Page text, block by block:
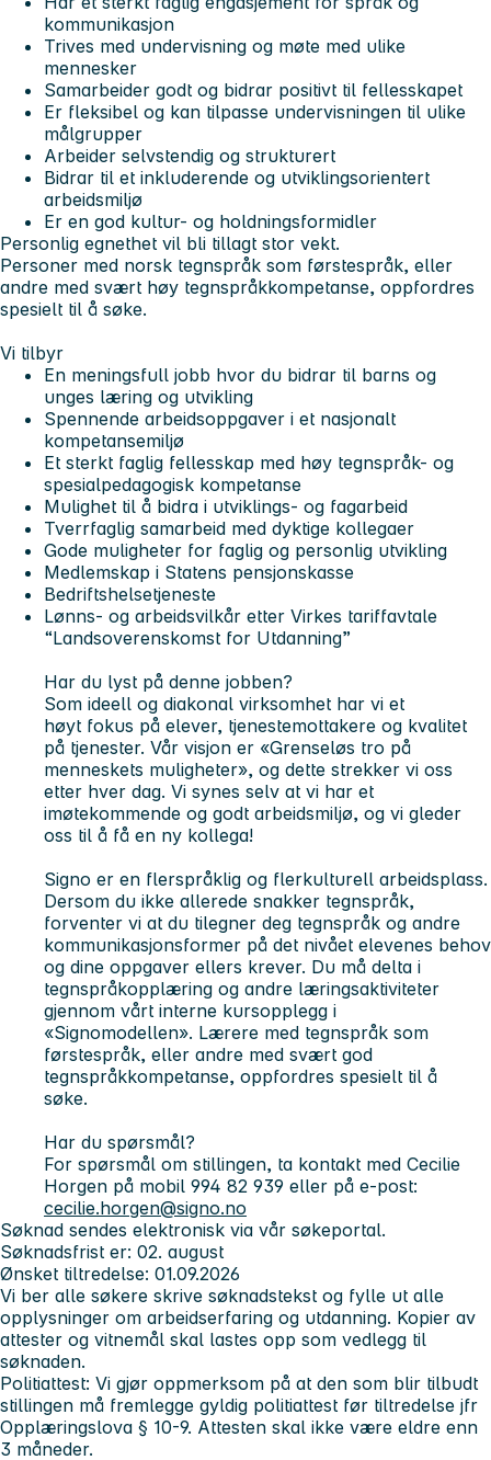
kommunikasjon
Trives med undervisning og møte med ulike
mennesker
Samarbeider godt og bidrar positivt til fellesskapet
Er fleksibel og kan tilpasse undervisningen til ulike
målgrupper
Arbeider selvstendig og strukturert
Bidrar til et inkluderende og utviklingsorientert
arbeidsmiljø
Er en god kultur- og holdningsformidler
Personlig egnethet vil bli tillagt stor vekt.
Personer med norsk tegnspråk som førstespråk, eller
andre med svært høy tegnspråkkompetanse, oppfordres
spesielt til å søke.
Vi tilbyr
En meningsfull jobb hvor du bidrar til barns og
unges læring og utvikling
Spennende arbeidsoppgaver i et nasjonalt
kompetansemiljø
Et sterkt faglig fellesskap med høy tegnspråk- og
spesialpedagogisk kompetanse
Mulighet til å bidra i utviklings- og fagarbeid
Tverrfaglig samarbeid med dyktige kollegaer
Gode muligheter for faglig og personlig utvikling
Medlemskap i Statens pensjonskasse
Bedriftshelsetjeneste
Lønns- og arbeidsvilkår etter Virkes tariffavtale
“Landsoverenskomst for Utdanning”
Har du lyst på denne jobben?
Som ideell og diakonal virksomhet har vi et
høyt fokus på elever, tjenestemottakere og kvalitet
på tjenester. Vår visjon er «Grenseløs tro på
menneskets muligheter», og dette strekker vi oss
etter hver dag. Vi synes selv at vi har et
imøtekommende og godt arbeidsmiljø, og vi gleder
oss til å få en ny kollega!
Signo er en flerspråklig og flerkulturell arbeidsplass.
Dersom du ikke allerede snakker tegnspråk,
forventer vi at du tilegner deg tegnspråk og andre
kommunikasjonsformer på det nivået elevenes behov
og dine oppgaver ellers krever. Du må delta i
tegnspråkopplæring og andre læringsaktiviteter
gjennom vårt interne kursopplegg i
«Signomodellen». Lærere med tegnspråk som
førstespråk, eller andre med svært god
tegnspråkkompetanse, oppfordres spesielt til å
søke.
Har du spørsmål?
For spørsmål om stillingen, ta kontakt med Cecilie
Horgen på mobil 994 82 939 eller på e-post:
cecilie.horgen@signo.no
Søknad sendes elektronisk via vår søkeportal.
Søknadsfrist er: 02. august
Ønsket tiltredelse: 01.09.2026
Vi ber alle søkere skrive søknadstekst og fylle ut alle
opplysninger om arbeidserfaring og utdanning. Kopier av
attester og vitnemål skal lastes opp som vedlegg til
søknaden.
Politiattest: Vi gjør oppmerksom på at den som blir tilbudt
stillingen må fremlegge gyldig politiattest før tiltredelse jfr
Opplæringslova § 10-9. Attesten skal ikke være eldre enn
3 måneder.